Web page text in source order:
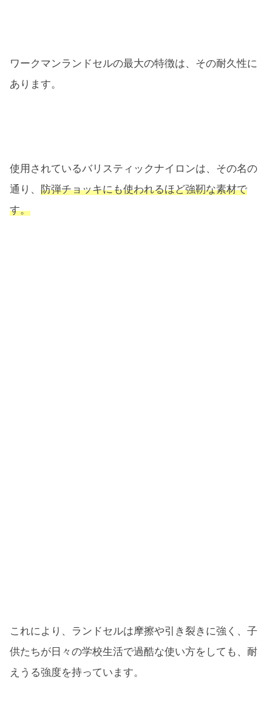
ワークマンランドセルの最大の特徴は、その耐久性に
あります。
使用されているバリスティックナイロンは、その名の
通り、 防弾チョッキにも使われるほど強靭な素材で
す。
これにより、ランドセルは摩擦や引き裂きに強く、子
供たちが日々の学校生活で過酷な使い方をしても、耐
えうる強度を持っています。